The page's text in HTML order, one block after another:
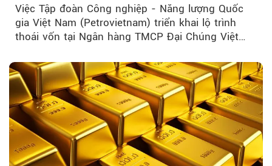
Việc Tập đoàn Công nghiệp - Năng lượng Quốc
gia Việt Nam (Petrovietnam) triển khai lộ trình
thoái vốn tại Ngân hàng TMCP Đại Chúng Việt